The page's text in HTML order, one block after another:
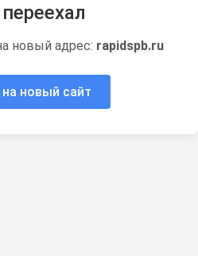
новый адрес: rapidspb.ru
на новый сайт